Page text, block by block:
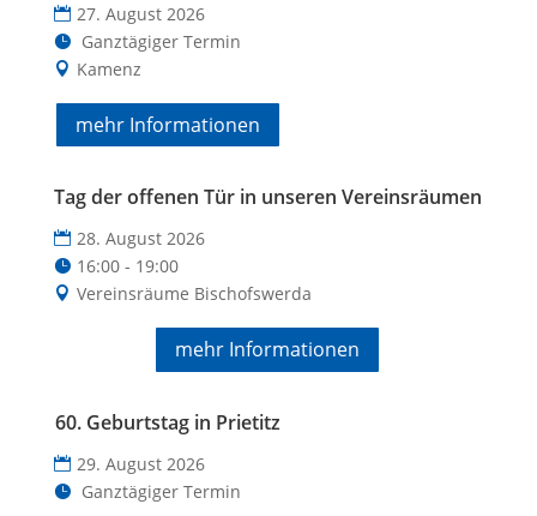
27. August 2026
Ganztägiger Termin
Kamenz
mehr Informationen
Tag der offenen Tür in unseren Vereinsräumen
28. August 2026
16:00 - 19:00
Vereinsräume Bischofswerda
mehr Informationen
60. Geburtstag in Prietitz
29. August 2026
Ganztägiger Termin